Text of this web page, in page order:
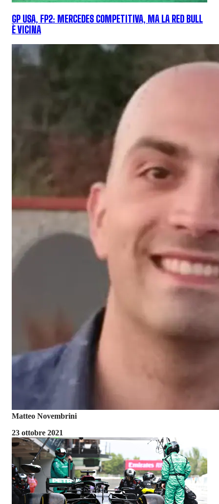
GP USA, FP2: MERCEDES COMPETITIVA, MA LA RED BULL
È VICINA
Matteo Novembrini
23 ottobre 2021